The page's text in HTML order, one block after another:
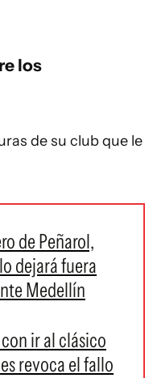
los
de su club que le
de Peñarol,
dejará fuera
Medellín
ir al clásico
revoca el fallo